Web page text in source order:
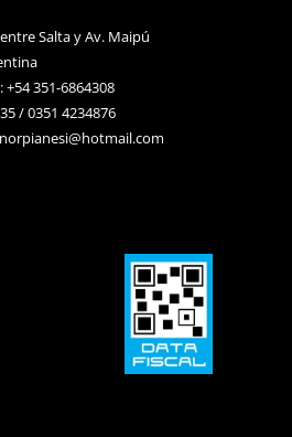
Salta y Av. Maipú
351-6864308
/ 0351 4234876